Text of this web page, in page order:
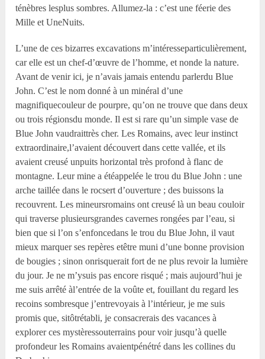
ténèbres lesplus sombres. Allumez-la : c’est une féerie des
Mille et UneNuits.
L’une de ces bizarres excavations m’intéresseparticulièrement,
car elle est un chef-d’œuvre de l’homme, et nonde la nature.
Avant de venir ici, je n’avais jamais entendu parlerdu Blue
John. C’est le nom donné à un minéral d’une
magnifiquecouleur de pourpre, qu’on ne trouve que dans deux
ou trois régionsdu monde. Il est si rare qu’un simple vase de
Blue John vaudraittrès cher. Les Romains, avec leur instinct
extraordinaire,l’avaient découvert dans cette vallée, et ils
avaient creusé unpuits horizontal très profond à flanc de
montagne. Leur mine a étéappelée le trou du Blue John : une
arche taillée dans le rocsert d’ouverture ; des buissons la
recouvrent. Les mineursromains ont creusé là un beau couloir
qui traverse plusieursgrandes cavernes rongées par l’eau, si
bien que si l’on s’enfoncedans le trou du Blue John, il vaut
mieux marquer ses repères etêtre muni d’une bonne provision
de bougies ; sinon onrisquerait fort de ne plus revoir la lumière
du jour. Je ne m’ysuis pas encore risqué ; mais aujourd’hui je
me suis arrêté àl’entrée de la voûte et, fouillant du regard les
recoins sombresque j’entrevoyais à l’intérieur, je me suis
promis que, sitôtrétabli, je consacrerais des vacances à
explorer ces mystèressouterrains pour voir jusqu’à quelle
profondeur les Romains avaientpénétré dans les collines du